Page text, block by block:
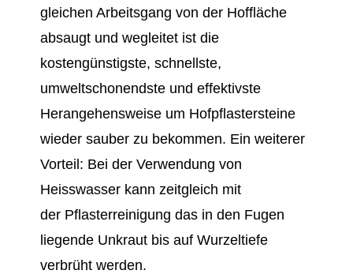
gleichen Arbeitsgang von der Hoffläche
absaugt und wegleitet ist die
kostengünstigste, schnellste,
umweltschonendste und effektivste
Herangehensweise um Hofpflastersteine
wieder sauber zu bekommen. Ein weiterer
Vorteil: Bei der Verwendung von
Heisswasser kann zeitgleich mit
der Pflasterreinigung das in den Fugen
liegende Unkraut bis auf Wurzeltiefe
verbrüht werden.